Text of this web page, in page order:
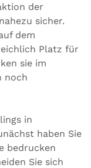
der
sicher.
dem
Platz für
sie im
noch
in
haben Sie
bedrucken
Sie sich